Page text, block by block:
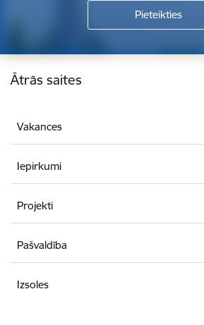
Kājene
Ātrās saites
Vakances
Iepirkumi
Projekti
Pašvaldība
Izsoles